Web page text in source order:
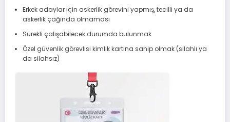
Erkek adaylar için askerlik görevini yapmış, tecilli ya da
askerlik çağında olmaması
Sürekli çalışabilecek durumda bulunmak
Özel güvenlik görevlisi kimlik kartına sahip olmak (silahlı ya
da silahsız)